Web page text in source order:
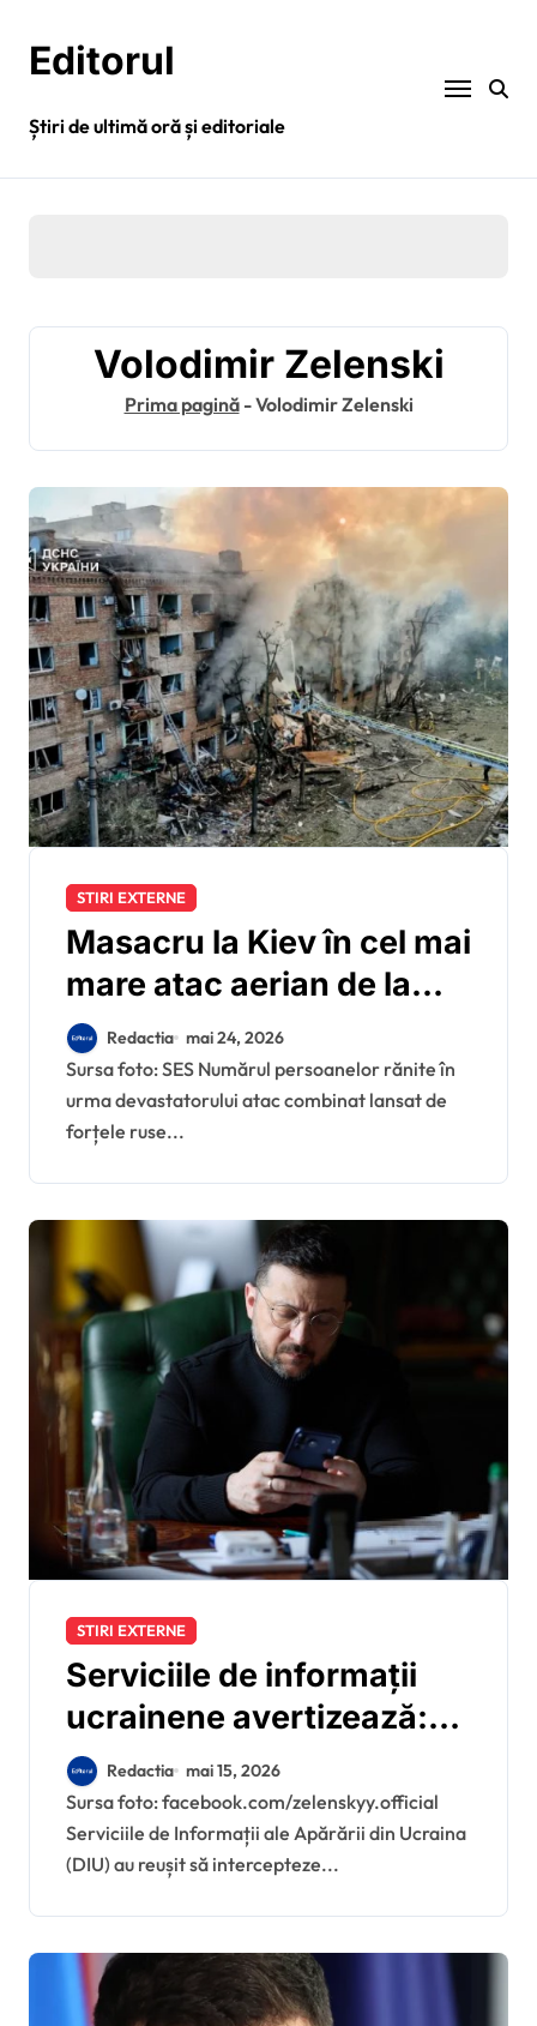
conținutEditorul
Știri de ultimă oră și editoriale
Volodimir Zelenski
Prima pagină-Volodimir Zelenski
STIRI EXTERNE
Masacru la Kiev în cel mai
mare atac aerian de la
începutul invaziei: Rusia
a lovit capitala cu rachete
Oreșnik și 600 de drone,
lăsând în urmă zeci de
clădiri distruse și peste
80 de răniți
Redactia mai 24, 2026
Sursa foto: SES Numărul persoanelor rănite în
urma devastatorului atac combinat lansat de
forțele ruse...
STIRI EXTERNE
Serviciile de informații
ucrainene avertizează:
Rusia pregătește atacuri
masive asupra biroului și
reședinței lui Zelenski
Redactia mai 15, 2026
Sursa foto: facebook.com/zelenskyy.official
Serviciile de Informații ale Apărării din Ucraina
(DIU) au reușit să intercepteze...